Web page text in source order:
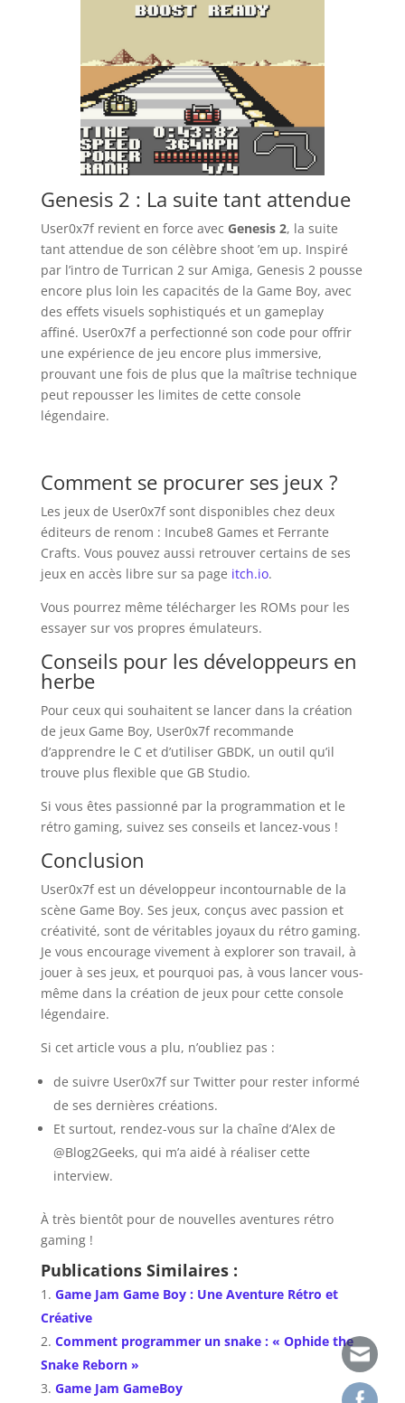
Genesis 2 : La suite tant attendue
User0x7f revient en force avec Genesis 2, la suite
tant attendue de son célèbre shoot ’em up. Inspiré
par l’intro de Turrican 2 sur Amiga, Genesis 2 pousse
encore plus loin les capacités de la Game Boy, avec
des effets visuels sophistiqués et un gameplay
affiné. User0x7f a perfectionné son code pour offrir
une expérience de jeu encore plus immersive,
prouvant une fois de plus que la maîtrise technique
peut repousser les limites de cette console
légendaire.
Comment se procurer ses jeux ?
Les jeux de User0x7f sont disponibles chez deux
éditeurs de renom : Incube8 Games et Ferrante
Crafts. Vous pouvez aussi retrouver certains de ses
jeux en accès libre sur sa page itch.io.
Vous pourrez même télécharger les ROMs pour les
essayer sur vos propres émulateurs.
Conseils pour les développeurs en
herbe
Pour ceux qui souhaitent se lancer dans la création
de jeux Game Boy, User0x7f recommande
d’apprendre le C et d’utiliser GBDK, un outil qu’il
trouve plus flexible que GB Studio.
Si vous êtes passionné par la programmation et le
rétro gaming, suivez ses conseils et lancez-vous !
Conclusion
User0x7f est un développeur incontournable de la
scène Game Boy. Ses jeux, conçus avec passion et
créativité, sont de véritables joyaux du rétro gaming.
Je vous encourage vivement à explorer son travail, à
jouer à ses jeux, et pourquoi pas, à vous lancer vous-
même dans la création de jeux pour cette console
légendaire.
Si cet article vous a plu, n’oubliez pas :
de suivre User0x7f sur Twitter pour rester informé
de ses dernières créations.
Et surtout, rendez-vous sur la chaîne d’Alex de
@Blog2Geeks, qui m’a aidé à réaliser cette
interview.
À très bientôt pour de nouvelles aventures rétro
gaming !
Publications Similaires :
Game Jam Game Boy : Une Aventure Rétro et
Créative
Comment programmer un snake : « Ophide the
Snake Reborn »
Game Jam GameBoy